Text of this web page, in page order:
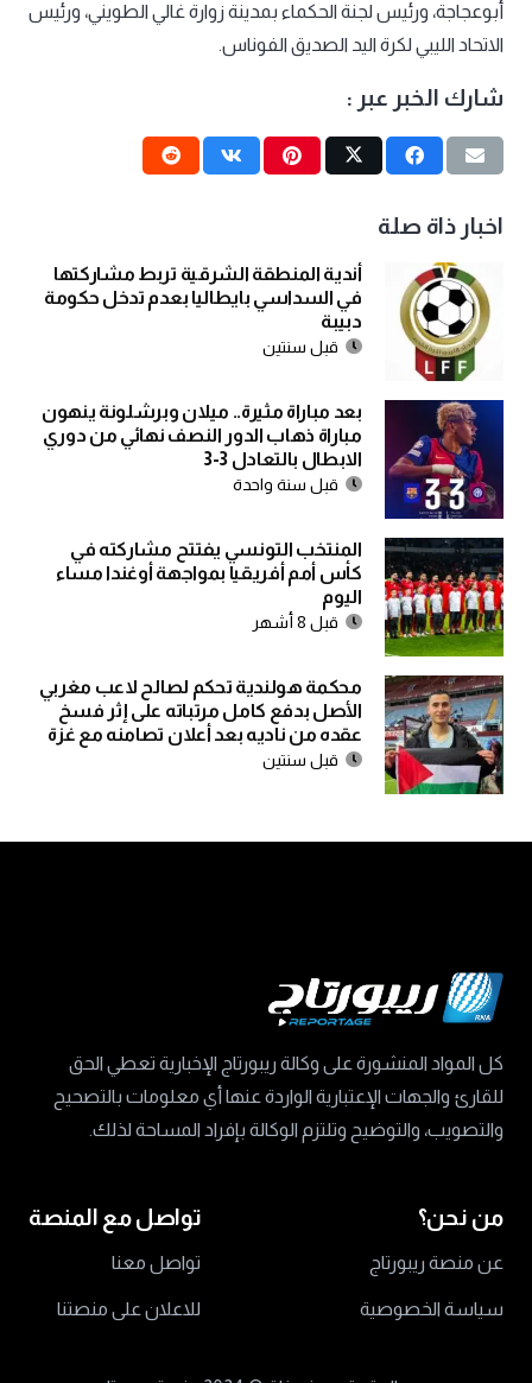
أبوعجاجة، ورئيس لجنة الحكماء بمدينة زوارة غالي الطويني، ورئيس
الاتحاد الليبي لكرة اليد الصديق الفوناس.
شارك الخبر عبر :
اخبار ذاة صلة
أندية المنطقة الشرقية تربط مشاركتها
في السداسي بايطاليا بعدم تدخل حكومة
دبيبة
قبل سنتين
بعد مباراة مثيرة.. ميلان وبرشلونة ينهون
مباراة ذهاب الدور النصف نهائي من دوري
الابطال بالتعادل 3-3
قبل سنة واحدة
المنتخب التونسي يفتتح مشاركته في
كأس أمم أفريقيا بمواجهة أوغندا مساء
اليوم
قبل 8 أشهر
محكمة هولندية تحكم لصالح لاعب مغربي
الأصل بدفع كامل مرتباته على إثر فسخ
عقده من ناديه بعد أعلان تصامنه مع غزة
قبل سنتين
كل المواد المنشورة على وكالة ريبورتاج الإخبارية تعطي الحق
للقارئ والجهات الإعتبارية الواردة عنها أي معلومات بالتصحيح
والتصويب، والتوضيح وتلتزم الوكالة بإفراد المساحة لذلك.
من نحن؟
عن منصة ريبورتاج
سياسة الخصوصية
تواصل مع المنصة
تواصل معنا
للاعلان على منصتنا